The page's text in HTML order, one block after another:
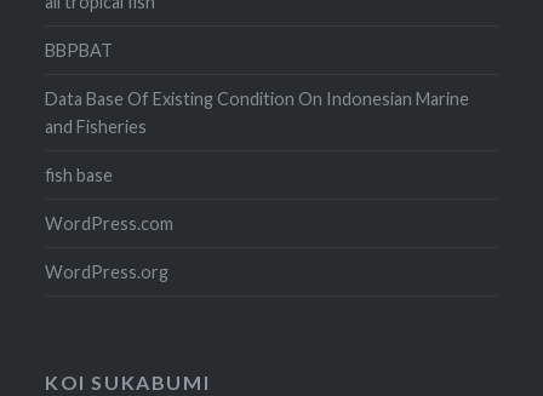
BBPBAT
Data Base Of Existing Condition On Indonesian Marine
and Fisheries
fish base
WordPress.com
WordPress.org
KOI SUKABUMI